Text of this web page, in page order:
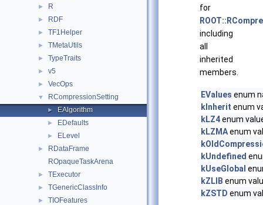
► R
► RDF
► TF1Helper
► TMetaUtils
► TypeTraits
► v5
► VecOps
▼ RCompressionSetting
► EAlgorithm
► EDefaults
► ELevel
►
RDataFrame
ROpaqueTaskArena
► TExecutor
► TGenericClassInfo
► TIOFeatures
for
including
all
inherited
members.
EValues enum
kInherit enum
kLZ4enum
kLZMAenum
kUndefined
kUseGlobal
kZLIB enum
kZSTD enum